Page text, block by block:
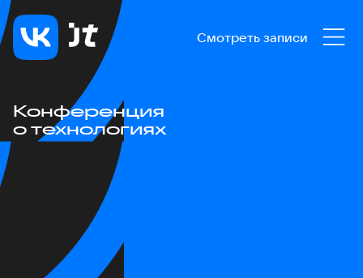
Смотреть записи
Конференция
о технологиях